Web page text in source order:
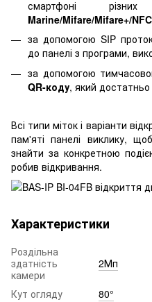
смартфоні
Marine/Mifare/Mifare+/
за допомогою SIP
до панелі з програми,
за допомогою
QR-коду, який
Всі типи міток і варіанти
пам'яті панелі виклику,
знайти за конкретною
робив відкривання.
Характеристики
Роздільна
здатність
камери
2Мп
Кут огляду
80°